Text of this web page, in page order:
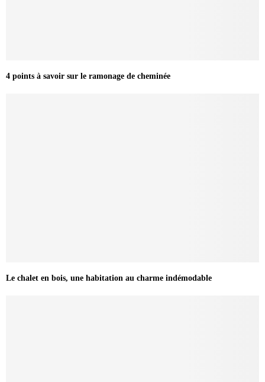
4 points à savoir sur le ramonage de cheminée
Le chalet en bois, une habitation au charme indémodable